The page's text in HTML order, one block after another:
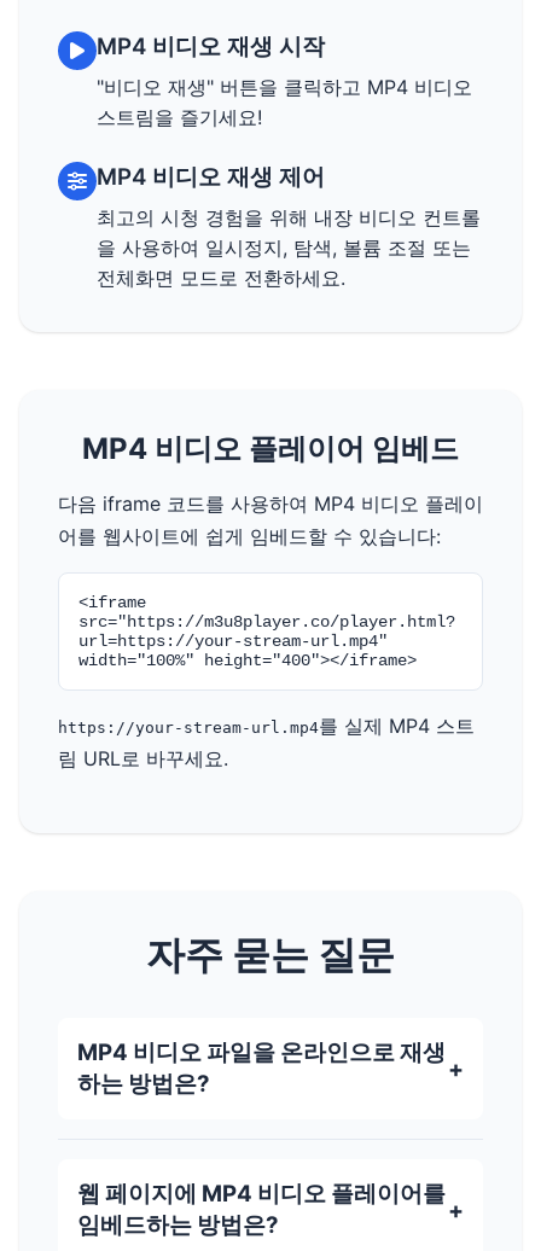
MP4 비디오 재생 시작
"비디오 재생" 버튼을 클릭하고 MP4 비디오
스트림을 즐기세요!
MP4 비디오 재생 제어
최고의 시청 경험을 위해 내장 비디오 컨트롤
을 사용하여 일시정지, 탐색, 볼륨 조절 또는
전체화면 모드로 전환하세요.
MP4 비디오 플레이어 임베드
다음 iframe 코드를 사용하여 MP4 비디오 플레이
어를 웹사이트에 쉽게 임베드할 수 있습니다:
<iframe
src="https://m3u8player.co/player.html?
url=https://your-stream-url.mp4"
width="100%" height="400"></iframe>
https://your-stream-url.mp4를 실제 MP4 스트
림 URL로 바꾸세요.
자주 묻는 질문
MP4 비디오 파일을 온라인으로 재생
하는 방법은?
웹 페이지에 MP4 비디오 플레이어를
임베드하는 방법은?